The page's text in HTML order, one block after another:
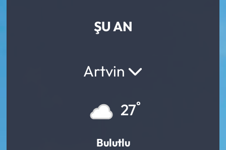
ŞU AN
Artvin
27°
Bulutlu